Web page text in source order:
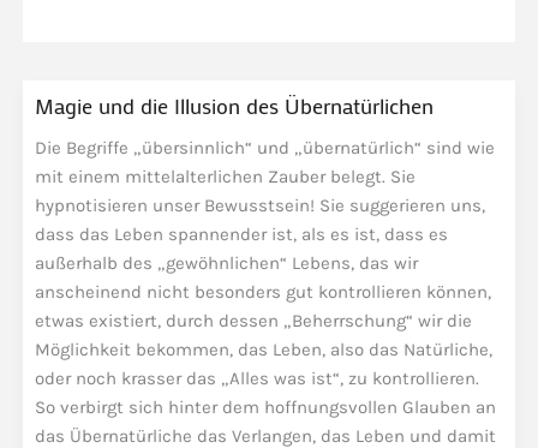
Magie und die Illusion des Übernatürlichen
Die Begriffe „übersinnlich“ und „übernatürlich“ sind wie
mit einem mittelalterlichen Zauber belegt. Sie
hypnotisieren unser Bewusstsein! Sie suggerieren uns,
dass das Leben spannender ist, als es ist, dass es
außerhalb des „gewöhnlichen“ Lebens, das wir
anscheinend nicht besonders gut kontrollieren können,
etwas existiert, durch dessen „Beherrschung“ wir die
Möglichkeit bekommen, das Leben, also das Natürliche,
oder noch krasser das „Alles was ist“, zu kontrollieren.
So verbirgt sich hinter dem hoffnungsvollen Glauben an
das Übernatürliche das Verlangen, das Leben und damit